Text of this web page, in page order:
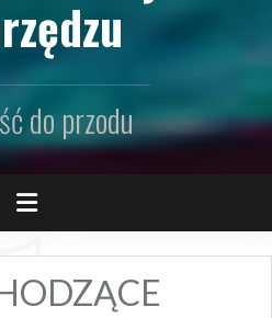
do przodu